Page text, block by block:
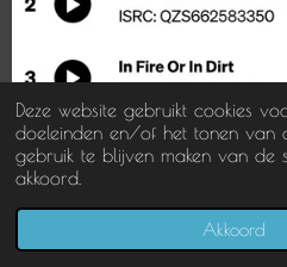
Deze website gebruikt cookies
doeleinden en/of het tonen van
gebruik te blijven maken van de
akkoord.
Akkoord